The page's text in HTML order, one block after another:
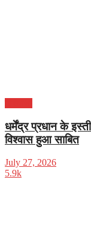
धर्मेंद्र प्रधान के
विश्वास हुआ साबित
July 27, 2026
5.9k